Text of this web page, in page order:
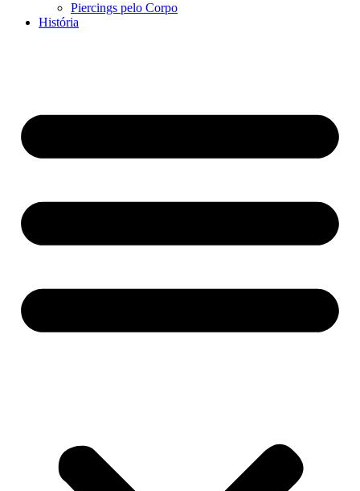
Piercings pelo Corpo
História